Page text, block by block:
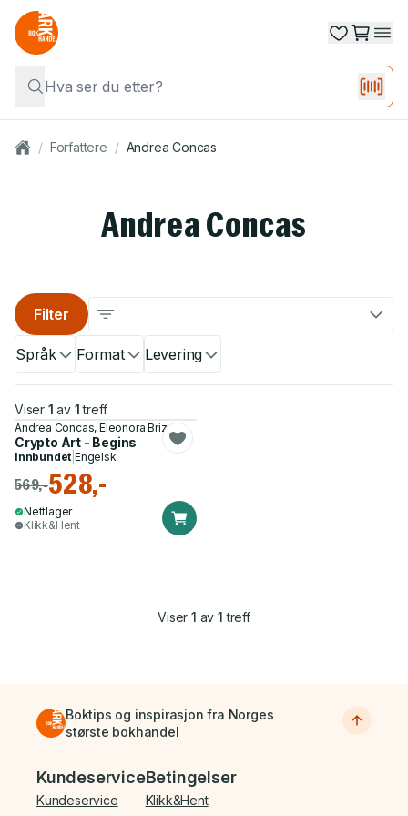
/ Forfattere / Andrea Concas
Andrea Concas
Språk Format Levering
Filter
Viser 1 av 1 treff
Andrea Concas, Eleonora Brizi
Crypto Art - Begins
Innbundet |Engelsk
569,-528,-
Nettlager
Klikk&Hent
Viser1 av 1 treff
Boktips og inspirasjon fra Norges
største bokhandel
Bunnmeny
Kundeservice
Kundeservice
Betingelser
Klikk&Hent